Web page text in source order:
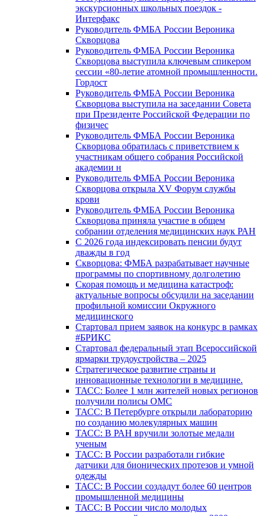
экскурсионных школьных поездок -
Интерфакс
Руководитель ФМБА России Вероника
Скворцова
Руководитель ФМБА России Вероника
Скворцова выступила ключевым спикером
сессии «80-летие атомной промышленности.
Гордост
Руководитель ФМБА России Вероника
Скворцова выступила на заседании Совета
при Президенте Российской Федерации по
физичес
Руководитель ФМБА России Вероника
Скворцова обратилась с приветствием к
участникам общего собрания Российской
академии н
Руководитель ФМБА России Вероника
Скворцова открыла XV Форум службы
крови
Руководитель ФМБА России Вероника
Скворцова приняла участие в общем
собрании отделения медицинских наук РАН
С 2026 года индексировать пенсии будут
дважды в год
Скворцова: ФМБА разрабатывает научные
программы по спортивному долголетию
Скорая помощь и медицина катастроф:
актуальные вопросы обсудили на заседании
профильной комиссии Окружного
медицинского
Стартовал прием заявок на конкурс в рамках
#БРИКС
Стартовал федеральный этап Всероссийской
ярмарки трудоустройства – 2025
Стратегическое развитие страны и
инновационные технологии в медицине.
ТАСС: Более 1 млн жителей новых регионов
получили полисы ОМС
ТАСС: В Петербурге открыли лабораторию
по созданию молекулярных машин
ТАСС: В РАН вручили золотые медали
ученым
ТАСС: В России разработали гибкие
датчики для бионических протезов и умной
одежды
ТАСС: В России создадут более 60 центров
промышленной медицины
ТАСС: В России число молодых